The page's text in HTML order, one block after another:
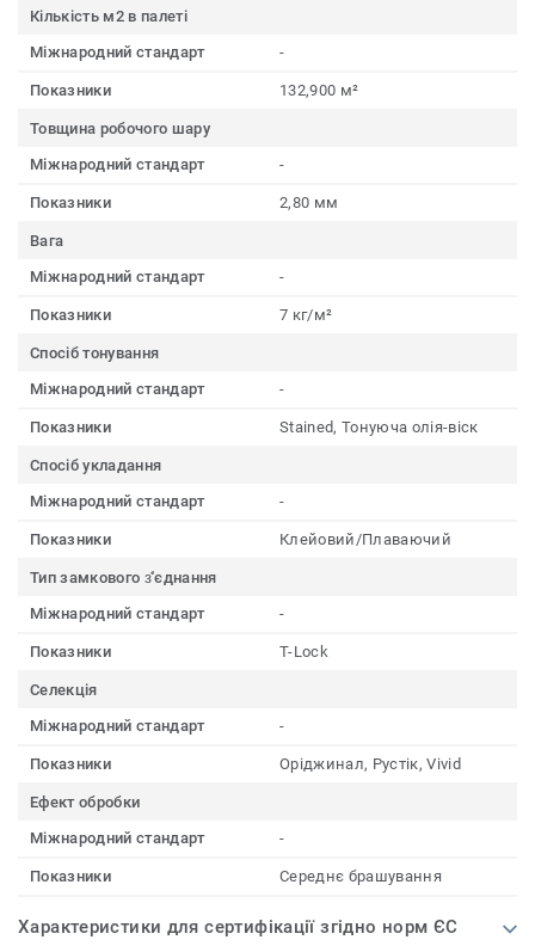
Кількість м2 в палеті
Міжнародний стандарт
-
Показники 132,900 м²
Товщина робочого шару
Міжнародний стандарт
-
Показники 2,80 мм
Вага
Міжнародний стандарт
-
Показники 7 кг/м²
Спосіб тонування
Міжнародний стандарт
-
Показники Stained, Тонуюча олія-віск
Спосіб укладання
Міжнародний стандарт
-
Показники Клейовий/Плаваючий
Тип замкового з҆'єднання
Міжнародний стандарт
-
Показники T-Lock
Селекція
Міжнародний стандарт
-
Показники Оріджинал, Рустік, Vivid
Ефект обробки
Міжнародний стандарт
-
Показники Середнє брашування
Характеристики для сертифікації згідно норм ЄС